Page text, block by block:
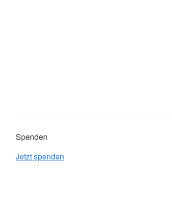
Spenden
Jetzt spenden